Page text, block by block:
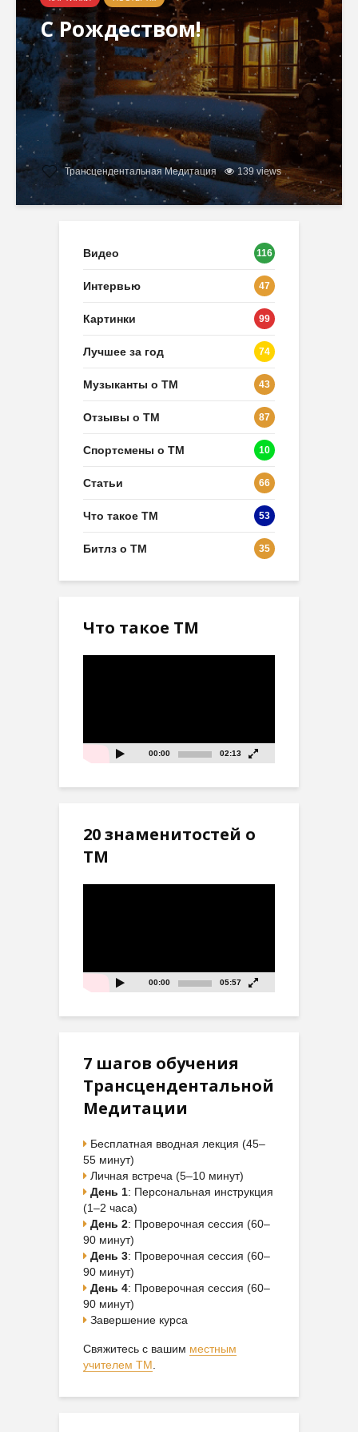
С Рождеством!
Трансцендентальная Медитация 139 views
Видео 116
Интервью 47
Картинки 99
Лучшее за год 74
Музыканты о ТМ 43
Отзывы о ТМ 87
Спортсмены о ТМ 10
Статьи 66
Что такое ТМ 53
Битлз о ТМ 35
Что такое ТМ
00:00 02:13
20 знаменитостей о
ТМ
00:00 05:57
7 шагов обучения
Трансцендентальной
Медитации
Бесплатная вводная лекция (45–
55 минут)
Личная встреча (5–10 минут)
День 1: Персональная инструкция
(1–2 часа)
День 2: Проверочная сессия (60–
90 минут)
День 3: Проверочная сессия (60–
90 минут)
День 4: Проверочная сессия (60–
90 минут)
Завершение курса
Свяжитесь с вашим местным
учителем ТМ